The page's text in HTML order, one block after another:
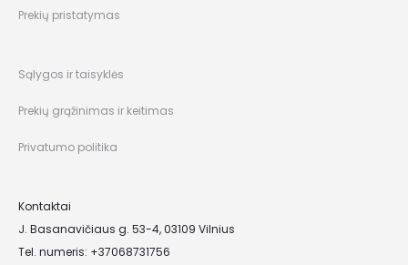
Prekių pristatymas
Sąlygos ir taisyklės
Prekių grąžinimas ir keitimas
Privatumo politika
Kontaktai
J. Basanavičiaus g. 53-4, 03109 Vilnius
Tel. numeris: +37068731756